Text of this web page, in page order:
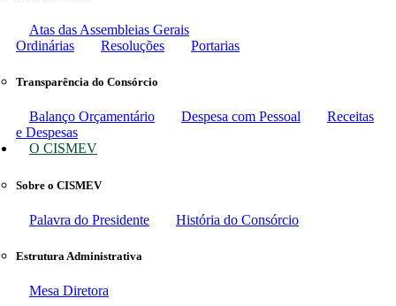
Atas das Assembleias Gerais
Ordinárias
Resoluções Portarias
Transparência do Consórcio
Balanço Orçamentário Despesa com Pessoal
Receitas
e Despesas
O CISMEV
Sobre o CISMEV
Palavra do Presidente História do Consórcio
Estrutura Administrativa
Mesa Diretora